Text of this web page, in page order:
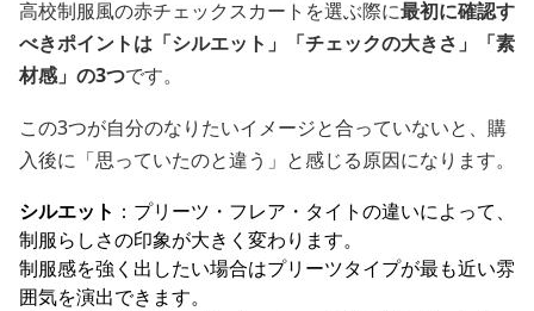
高校制服風の赤チェックスカートを選ぶ際に最初に確認す
べきポイントは「シルエット」「チェックの大きさ」「素
材感」の3つです。
この3つが自分のなりたいイメージと合っていないと、購
入後に「思っていたのと違う」と感じる原因になります。
シルエット ：プリーツ・フレア・タイトの違いによって、
制服らしさの印象が大きく変わります。
制服感を強く出したい場合はプリーツタイプが最も近い雰
囲気を演出できます。